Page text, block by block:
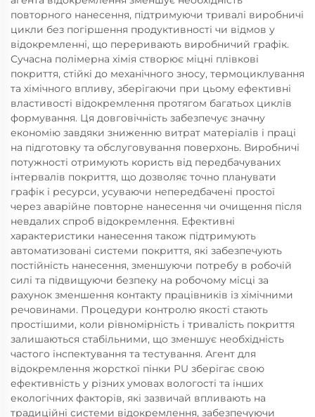
повторного нанесення, підтримуючи тривалі виробничі
цикли без погіршення продуктивності чи відмов у
відокремленні, що переривають виробничий графік.
Сучасна полімерна хімія створює міцні плівкові
покриття, стійкі до механічного зносу, термоциклування
та хімічного впливу, зберігаючи при цьому ефективні
властивості відокремлення протягом багатьох циклів
формування. Ця довговічність забезпечує значну
економію завдяки зниженню витрат матеріалів і праці
на підготовку та обслуговування поверхонь. Виробничі
потужності отримують користь від передбачуваних
інтервалів покриття, що дозволяє точно планувати
графік і ресурси, усуваючи непередбачені простої
через аварійне повторне нанесення чи очищення після
невдалих спроб відокремлення. Ефективні
характеристики нанесення також підтримують
автоматизовані системи покриття, які забезпечують
постійність нанесення, зменшуючи потребу в робочій
силі та підвищуючи безпеку на робочому місці за
рахунок зменшення контакту працівників із хімічними
речовинами. Процедури контролю якості стають
простішими, коли рівномірність і тривалість покриття
залишаються стабільними, що зменшує необхідність
частого інспектування та тестування. Агент для
відокремлення жорсткої пінки PU зберігає свою
ефективність у різних умовах вологості та інших
екологічних факторів, які зазвичай впливають на
традиційні системи відокремлення, забезпечуючи